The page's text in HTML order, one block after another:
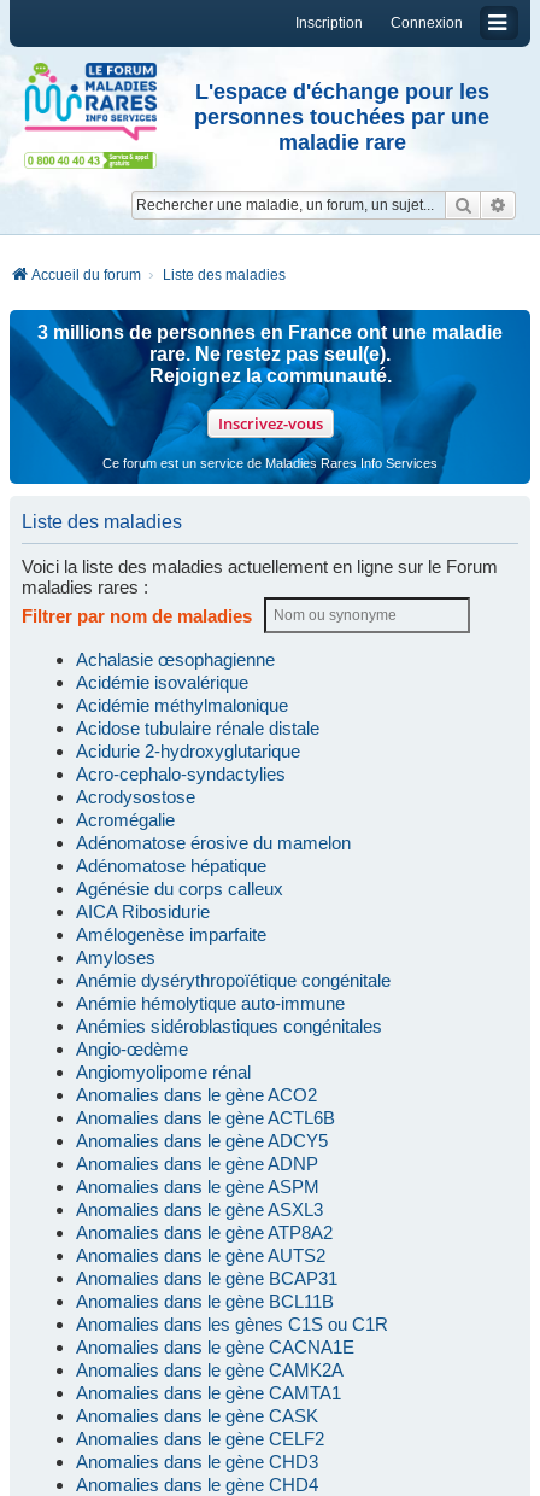
Connexion
Inscription
L'espace d'échange pour les
personnes touchées par une
maladie rare
Accueil du forum Liste des maladies
3 millions de personnes en France ont une maladie
rare. Ne restez pas seul(e).
Rejoignez la communauté.
Inscrivez-vous
Ce forum est un service de Maladies Rares Info Services
Liste des maladies
Voici la liste des maladies actuellement en ligne sur le Forum
maladies rares :
Filtrer par nom de maladies
Achalasie œsophagienne
Acidémie isovalérique
Acidémie méthylmalonique
Acidose tubulaire rénale distale
Acidurie 2-hydroxyglutarique
Acro-cephalo-syndactylies
Acrodysostose
Acromégalie
Adénomatose érosive du mamelon
Adénomatose hépatique
Agénésie du corps calleux
AICA Ribosidurie
Amélogenèse imparfaite
Amyloses
Anémie dysérythropoïétique congénitale
Anémie hémolytique auto-immune
Anémies sidéroblastiques congénitales
Angio-œdème
Angiomyolipome rénal
Anomalies dans le gène ACO2
Anomalies dans le gène ACTL6B
Anomalies dans le gène ADCY5
Anomalies dans le gène ADNP
Anomalies dans le gène ASPM
Anomalies dans le gène ASXL3
Anomalies dans le gène ATP8A2
Anomalies dans le gène AUTS2
Anomalies dans le gène BCAP31
Anomalies dans le gène BCL11B
Anomalies dans les gènes C1S ou C1R
Anomalies dans le gène CACNA1E
Anomalies dans le gène CAMK2A
Anomalies dans le gène CAMTA1
Anomalies dans le gène CASK
Anomalies dans le gène CELF2
Anomalies dans le gène CHD3
Anomalies dans le gène CHD4